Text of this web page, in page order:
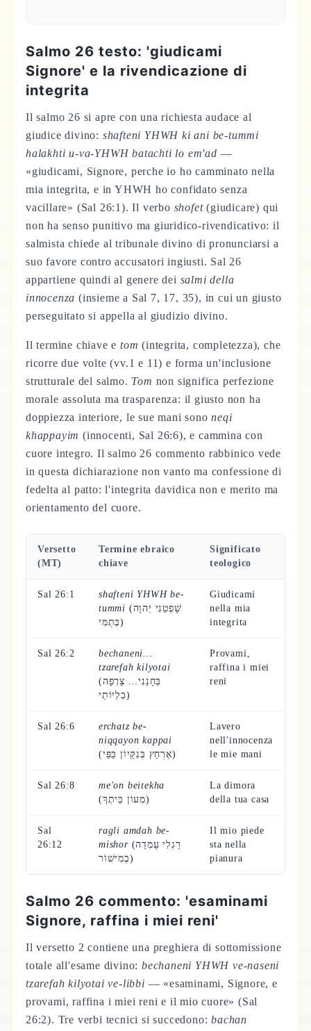
Salmo 26 testo: 'giudicami
Signore' e la rivendicazione di
integrita
Il salmo 26 si apre con una richiesta audace al
giudice divino: shafteni YHWH ki ani be-tummi
halakhti u-va-YHWH batachti lo em'ad —
«giudicami, Signore, perche io ho camminato nella
mia integrita, e in YHWH ho confidato senza
vacillare» (Sal 26:1). Il verbo shofet(giudicare) qui
non ha senso punitivo ma giuridico-rivendicativo: il
salmista chiede al tribunale divino di pronunciarsi a
suo favore contro accusatori ingiusti. Sal 26
appartiene quindi al genere dei salmi della
innocenza (insieme a Sal 7, 17, 35), in cui un giusto
perseguitato si appella al giudizio divino.
Il termine chiave e tom (integrita, completezza), che
ricorre due volte (vv.1 e 11) e forma un'inclusione
strutturale del salmo. Tom non significa perfezione
morale assoluta ma trasparenza: il giusto non ha
doppiezza interiore, le sue mani sononeqi
khappayim (innocenti, Sal 26:6), e cammina con
cuore integro. Il salmo 26 commento rabbinico vede
in questa dichiarazione non vanto ma confessione di
fedelta al patto: l'integrita davidica non e merito ma
orientamento del cuore.
Versetto
(MT)
Termine ebraico
chiave
Significato
teologico
Sal 26:1
shafteni YHWH be-
tummi (שָׁפְטֵנִי יְהוָה
בְּתֻמִּי)
Giudicami
nella mia
integrita
Sal 26:2
bechaneni...
tzarefah kilyotai
(בְּחָנֵנִי... צָרְפָה
כִלְיוֹתַי)
Provami,
raffina i miei
reni
Sal 26:6
erchatz be-
niqqayon kappai
(אֶרְחַץ בְּנִקָּיוֹן כַּפַּי)
Lavero
nell'innocenza
le mie mani
Sal 26:8
me'on beitekha
(מְעוֹן בֵּיתֶךָ)
La dimora
della tua casa
Sal
26:12
ragli amdah be-
mishor(רַגְלִי עָמְדָה
בְמִישׁוֹר)
Il mio piede
sta nella
pianura
Salmo 26 commento: 'esaminami
Signore, raffina i miei reni'
Il versetto 2 contiene una preghiera di sottomissione
totale all'esame divino:bechaneni YHWH ve-naseni
tzarefah kilyotai ve-libbi — «esaminami, Signore, e
provami, raffina i miei reni e il mio cuore» (Sal
26:2). Tre verbi tecnici si succedono:bachan